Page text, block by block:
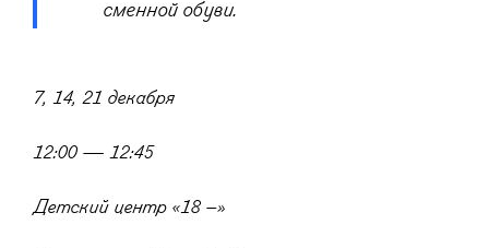
сменной обуви.
7, 14, 21 декабря
12:00 — 12:45
Детский центр «18 –»